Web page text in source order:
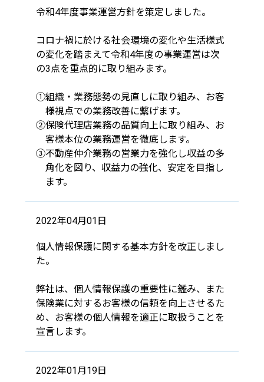
令和4年度事業運営方針を策定しました。
コロナ禍に於ける社会環境の変化や生活様式
の変化を踏まえて令和4年度の事業運営は次
の3点を重点的に取り組みます。
①組織・業務態勢の見直しに取り組み、お客
様視点での業務改善に繋げます。
②保険代理店業務の品質向上に取り組み、お
客様本位の業務運営を徹底します。
③不動産仲介業務の営業力を強化し収益の多
角化を図り、収益力の強化、安定を目指し
ます。
2022年04月01日
個人情報保護に関する基本方針を改正しまし
た。
弊社は、個人情報保護の重要性に鑑み、また
保険業に対するお客様の信頼を向上させるた
め、 お客様の個人情報を適正に取扱うことを
宣言します。
2022年01月19日